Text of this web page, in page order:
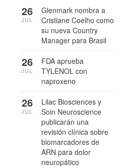
Glenmark nombra a
Cristiane Coelho como
su nueva Country
Manager para Brasil
26
JUL
FDA aprueba
TYLENOL con
naproxeno
26
JUL
Lilac Biosciences y
Soin Neuroscience
publicarán una
revisión clínica sobre
biomarcadores de
ARN para dolor
neuropático
26
JUL